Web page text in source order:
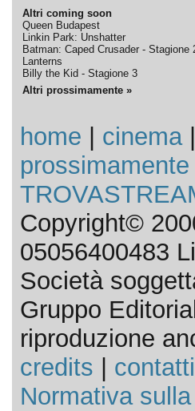
Altri coming soon
Queen Budapest
Linkin Park: Unshatter
Batman: Caped Crusader - Stagione
Lanterns
Billy the Kid - Stagione 3
Altri prossimamente »
home cinema|
prossimamente
Copyright©
05056400483
Società
Gruppo
riproduzione
credits
contatti
Normativa